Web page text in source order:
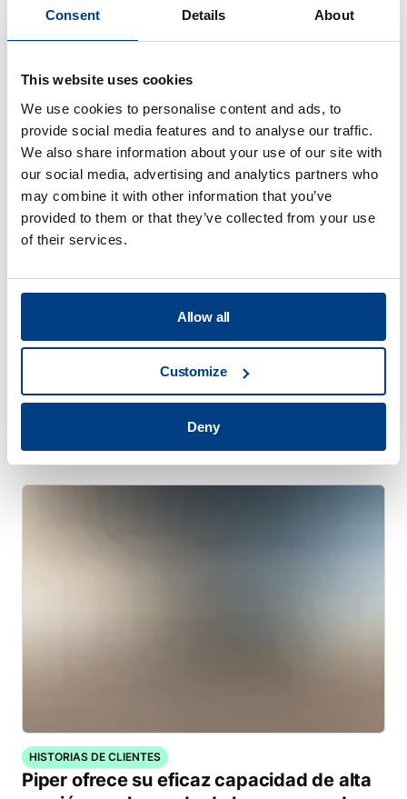
Consent Details About
This website uses cookies
We use cookies to personalise content and ads, to
provide social media features and to analyse our traffic.
We also share information about your use of our site with
our social media, advertising and analytics partners who
may combine it with other information that you’ve
provided to them or that they’ve collected from your use
of their services.
Allow all
Customize
Deny
Conducto de escape de un motor a
reacción
Quintus ayuda a Trestad Laser a ampliar
su mercado y mejorar su productividad
HISTORIAS DE CLIENTES
Piper ofrece su eficaz capacidad de alta